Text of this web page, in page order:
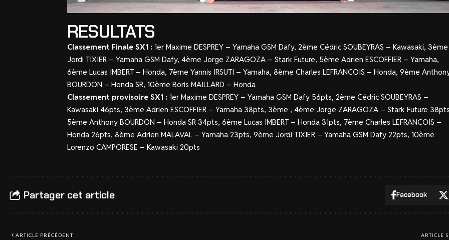
RESULTATS
Classement Finale SX1 : 1er Maxime DESPREY – Yamaha GSM Dafy, 2ème Cédric SOUBEYRAS – Kawasaki, 3ème
Jordi TIXIER – Yamaha GSM Dafy, 4ème Jorge ZARAGOZA – Stark Future, 5ème Adrien ESCOFFIER – Yamaha,
6ème Lucas IMBERT – Honda, 7ème Yannis IRSUTI – Yamaha, 8ème Charles LEFRANCOIS – Honda, 9ème
BOURDON – Honda SR, 10ème Boris MAILLARD – Honda
Classement provisoire SX1 : 1er Maxime DESPREY – Yamaha GSM Dafy 56pts, 2ème Cédric SOUBEYRAS –
Kawasaki 46pts, 3ème Adrien ESCOFFIER – Yamaha 38pts, 3ème , 4ème Jorge ZARAGOZA – Stark Future
5ème Anthony BOURDON – Honda SR 34pts, 6ème Lucas IMBERT – Honda 31pts, 7ème Charles LEFRANCOIS –
Honda 26pts, 8ème Adrien MALAVAL – Yamaha 23pts, 9ème Jordi TIXIER – Yamaha GSM Dafy 22pts, 10ème
Lorenzo CAMPORESE – Kawasaki 20pts
Partager cet article Facebook
ARTICLE PRÉCÉDENT ARTICLE